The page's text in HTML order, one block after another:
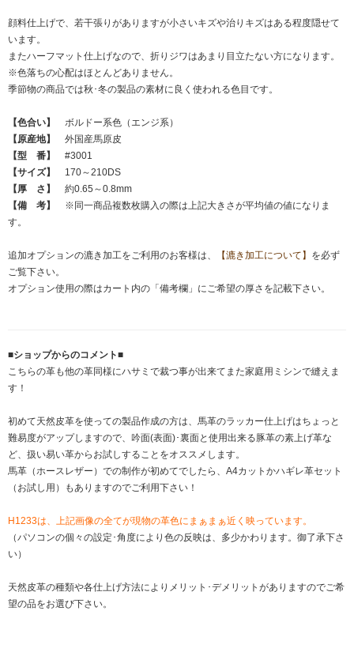
顔料仕上げで、若干張りがありますが小さいキズや治りキズはある程度隠せて
います。
またハーフマット仕上げなので、折りジワはあまり目立たない方になります。
※色落ちの心配はほとんどありません。
季節物の商品では秋･冬の製品の素材に良く使われる色目です。
【色合い】
ボルドー系色（エンジ系）
【原産地】
外国産馬原皮
【型 番】
#3001
【サイズ】
170～210DS
【厚 さ】
約0.65～0.8mm
【備 考】
※同一商品複数枚購入の際は上記大きさが平均値の値になりま
す。
追加オプションの漉き加工をご利用のお客様は、 【漉き加工について】 を必ず
ご覧下さい。
オプション使用の際はカート内の「備考欄」にご希望の厚さを記載下さい。
■ショップからのコメント■
こちらの革も他の革同様にハサミで裁つ事が出来てまた家庭用ミシンで縫えま
す！
初めて天然皮革を使っての製品作成の方は、馬革のラッカー仕上げはちょっと
難易度がアップしますので、吟面(表面)･裏面と使用出来る豚革の素上げ革な
ど、扱い易い革からお試しすることをオススメします。
馬革（ホースレザー）での制作が初めてでしたら、A4カットかハギレ革セット
（お試し用）もありますのでご利用下さい！
H1233は、上記画像の全てが現物の革色にまぁまぁ近く映っています。
（パソコンの個々の設定･角度により色の反映は、多少かわります。御了承下さ
い）
天然皮革の種類や各仕上げ方法によりメリット･デメリットがありますのでご希
望の品をお選び下さい。